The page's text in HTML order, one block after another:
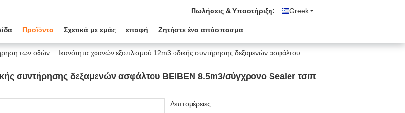
Greek
Πωλήσεις & Υποστήριξη:
Προϊόντα Σχετικά με εμάς επαφή Ζητήστε ένα απόσπασμα
των οδών
Ικανότητα χοανών εξοπλισμού 12m3 οδικής συντήρησης δεξαμενών ασφάλτου
συντήρησης δεξαμενών ασφάλτου BEIBEN 8.5m3/σύγχρονο Sealer τσιπ
Λεπτομέρειες: